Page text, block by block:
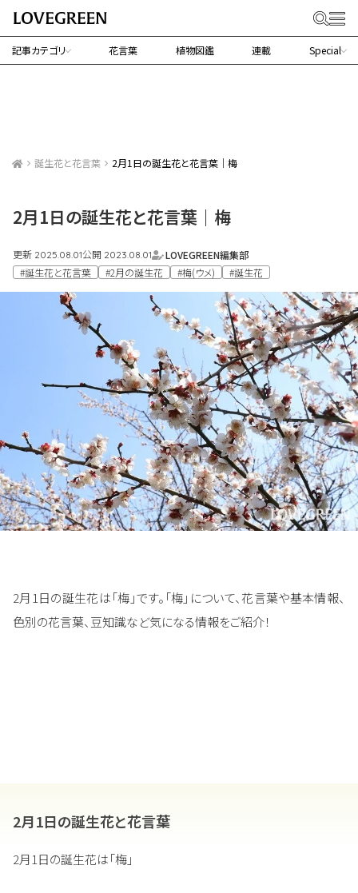
記事カテゴリ 花言葉 植物図鑑 連載 Special
誕生花と花言葉 2月1日の誕生花と花言葉｜梅
2月1日の誕生花と花言葉｜梅
更新 2025.08.01公開 2023.08.01
LOVEGREEN編集部
#誕生花と花言葉
#2月の誕生花 #梅(ウメ) #誕生花
2月1日の誕生花は「梅」です。「梅」について、花言葉や基本情報、
色別の花言葉、豆知識など気になる情報をご紹介！
2月1日の誕生花と花言葉
2月1日の誕生花は「梅」